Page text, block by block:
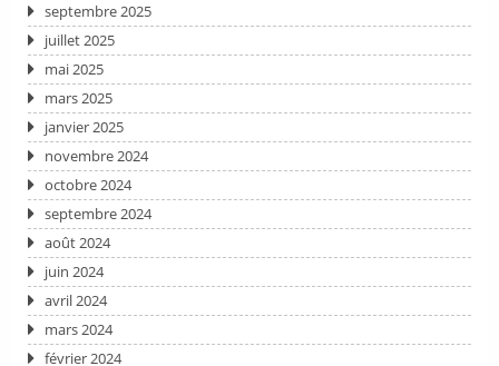
septembre 2025
juillet 2025
mai 2025
mars 2025
janvier 2025
novembre 2024
octobre 2024
septembre 2024
août 2024
juin 2024
avril 2024
mars 2024
février 2024